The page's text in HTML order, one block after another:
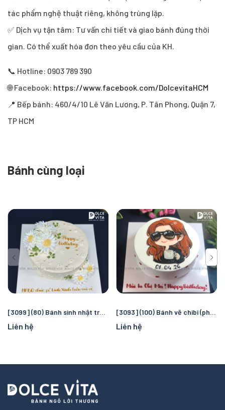
tác phẩm nghệ thuật riêng, không trùng lặp.
✅ Dịch vụ tận tâm: Tư vấn chi tiết và giao bánh đúng thời
gian. Có thể xuất hóa đơn theo yêu cầu của KH.
📞 Hotline: 0903 789 390
🌐 Facebook: https://www.facebook.com/DolcevitaHCM
📍 Bếp bánh: 460/4/10 Lê Văn Lương, P. Tân Phong, Quận 7,
TP HCM
Bánh cùng loại
[3099] (80) Bánh sinh nhật trang trí hoa cúc nhẹ nhàng - thuần khiết
Liên hệ
[3093] (100) Bánh vẽ chibi (phác họa theo hình chụp) quà tặng đặc biệt cho phái nữ
Liên hệ